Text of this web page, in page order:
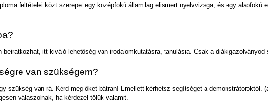
feltételei közt szerepel egy középfokú államilag elismert nyelvvizsga, és egy alapfokú
itt kiváló lehetőség van irodalomkutatásra, tanulásra. Csak a diákigazolványod
van szükségem?
szükség van rá. Kérd meg őket bátran! Emellett kérhetsz segítséget a demonstrátoroktól.
válaszolnak, ha kérdezel tőlük valamit.